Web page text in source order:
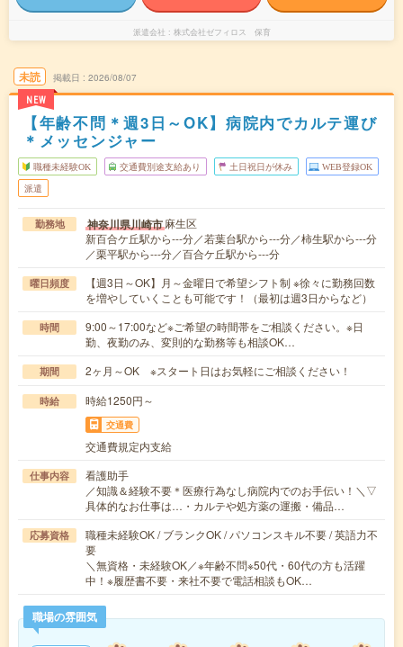
派遣会社 株式会社ゼフィロス 保育
未読
NEW
掲載日 2026/08/07
【年齢不問＊週3日～OK】病院内でカルテ運び
＊メッセンジャー
職種未経験OK 交通費別途支給あり 土日祝日が休み WEB登録OK
派遣
勤務地 神奈川県川崎市麻生区
新百合ケ丘駅から---分／若葉台駅から---分／柿生駅から---分
／栗平駅から---分／百合ケ丘駅から---分
曜日頻度
【週3日～OK】月～金曜日で希望シフト制 ※徐々に勤務回数
を増やしていくことも可能です！（最初は週3日からなど）
時間
9:00～17:00など※ご希望の時間帯をご相談ください。※日
勤、夜勤のみ、変則的な勤務等も相談OK…
期間 2ヶ月～OK ※スタート日はお気軽にご相談ください！
時給 時給1250円～
交通費
交通費規定内支給
仕事内容
看護助手
／知識＆経験不要＊医療行為なし病院内でのお手伝い！＼▽
具体的なお仕事は…・カルテや処方薬の運搬・備品…
応募資格
職種未経験OK / ブランクOK / パソコンスキル不要 / 英語力不
要
＼無資格・未経験OK／※年齢不問※50代・60代の方も活躍
中！※履歴書不要・来社不要で電話相談もOK…
職場の雰囲気